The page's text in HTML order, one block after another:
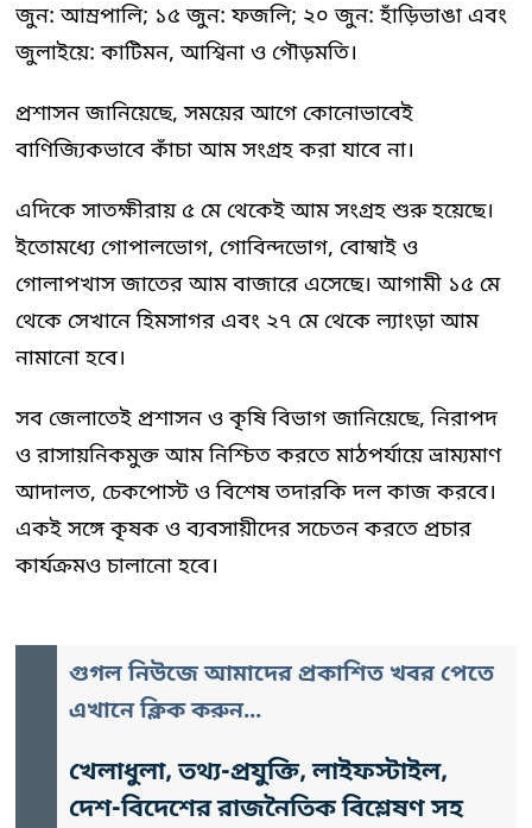
জুন: আম্রপালি; ১৫ জুন: ফজলি; ২০ জুন: হাঁড়িভাঙা এবং
জুলাইয়ে: কাটিমন, আশ্বিনা ও গৌড়মতি।
প্রশাসন জানিয়েছে, সময়ের আগে কোনোভাবেই
বাণিজ্যিকভাবে কাঁচা আম সংগ্রহ করা যাবে না।
এদিকে সাতক্ষীরায় ৫ মে থেকেই আম সংগ্রহ শুরু হয়েছে।
ইতোমধ্যে গোপালভোগ, গোবিন্দভোগ, বোম্বাই ও
গোলাপখাস জাতের আম বাজারে এসেছে। আগামী ১৫ মে
থেকে সেখানে হিমসাগর এবং ২৭ মে থেকে ল্যাংড়া আম
নামানো হবে।
সব জেলাতেই প্রশাসন ও কৃষি বিভাগ জানিয়েছে, নিরাপদ
ও রাসায়নিকমুক্ত আম নিশ্চিত করতে মাঠপর্যায়ে ভ্রাম্যমাণ
আদালত, চেকপোস্ট ও বিশেষ তদারকি দল কাজ করবে।
একই সঙ্গে কৃষক ও ব্যবসায়ীদের সচেতন করতে প্রচার
কার্যক্রমও চালানো হবে।
গুগল নিউজে আমাদের প্রকাশিত খবর পেতে
এখানে ক্লিক করুন...
খেলাধুলা, তথ্য-প্রযুক্তি, লাইফস্টাইল,
দেশ-বিদেশের রাজনৈতিক বিশ্লেষণ সহ